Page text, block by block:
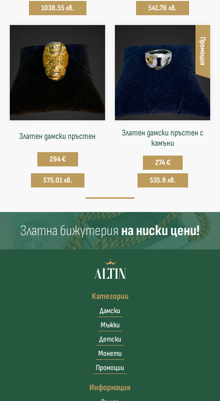
1038.55 лв.
541.76 лв.
Златен дамски пръстен
294 €
575.01 лв.
Промоция
Златен дамски пръстен с
камъни
274 €
535.9 лв.
Златна бижутерия на ниски цени!
Категории
Дамски
Мъжки
Детски
Монети
Промоции
Информация